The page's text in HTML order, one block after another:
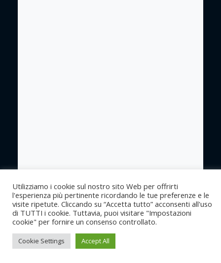
Copyright ©2022Caritas Italiana
Utilizziamo i cookie sul nostro sito Web per offrirti
l'esperienza più pertinente ricordando le tue preferenze e le
visite ripetute. Cliccando su “Accetta tutto” acconsenti all'uso
di TUTTI i cookie. Tuttavia, puoi visitare "Impostazioni
cookie" per fornire un consenso controllato.
Cookie Settings Accept All